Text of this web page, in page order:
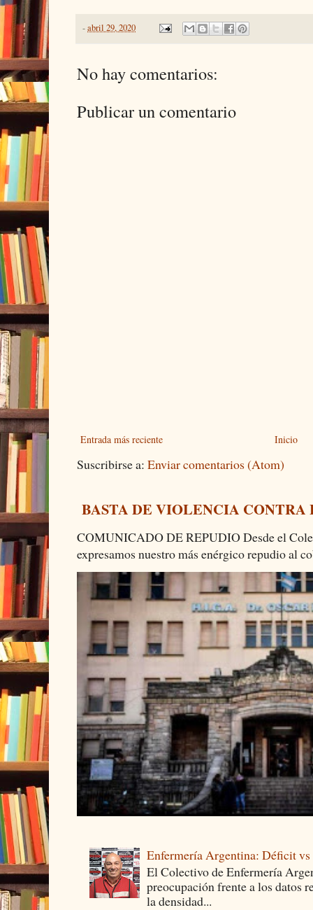
-abril 29, 2020
No hay comentarios:
Publicar un comentario
Entrada más reciente Inicio
Suscribirse a: Enviar comentarios (Atom)
BASTA DE VIOLENCIA
COMUNICADO DE REPUDIO Desde el
expresamos nuestro más enérgico repudio al
Enfermería Argentina: Déficit
El Colectivo de Enfermería
preocupación frente a los datos
la densidad...